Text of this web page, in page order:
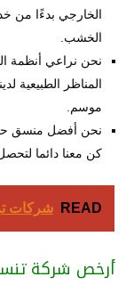
الخارجي بدءًا من
الخشب.
نحن نراعي أنظمة
المناظر الطبيعية
موسم.
نحن أفضل منسق
كن معنا دائما
READ شركات
أرخص شركة